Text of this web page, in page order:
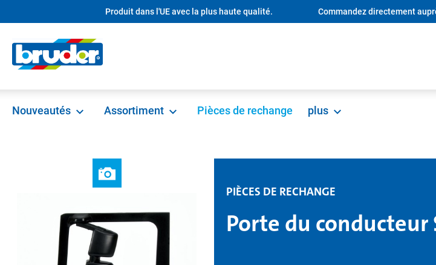
Passer à la navigation principale
Produit dans l'UE avec la plus haute qualité. Commandez directement
Nouveautés Assortiment Pièces de rechange plus
PIÈCES DE RECHANGE
Porte du conducteur